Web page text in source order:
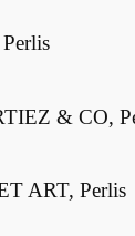
& CO,
ART, Perlis